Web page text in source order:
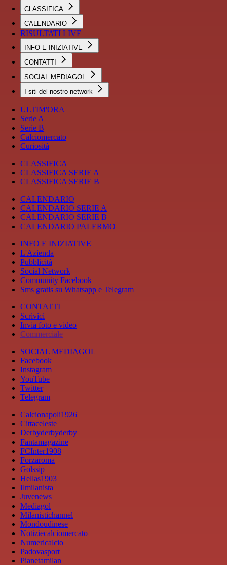
CLASSIFICA
CALENDARIO
RISULTATI LIVE
INFO E INIZIATIVE
CONTATTI
SOCIAL MEDIAGOL
I siti del nostro network
ULTIM'ORA
Serie A
Serie B
Calciomercato
Curiosità
CLASSIFICA
CLASSIFICA SERIE A
CLASSIFICA SERIE B
CALENDARIO
CALENDARIO SERIE A
CALENDARIO SERIE B
CALENDARIO PALERMO
INFO E INIZIATIVE
L'Azienda
Pubblicità
Social Network
Community Facebook
Sms gratis su Whatsapp e Telegram
CONTATTI
Scrivici
Invia foto e video
Commerciale
SOCIAL MEDIAGOL
Facebook
Instagram
YouTube
Twitter
Telegram
Calcionapoli1926
Cittaceleste
Derbyderbyderby
Fantamagazine
FCInter1908
Forzaroma
Golssip
Hellas1903
Ilmilanista
Juvenews
Mediagol
Milanistichannel
Mondoudinese
Notiziecalciomercato
Numericalcio
Padovasport
Pianetamilan